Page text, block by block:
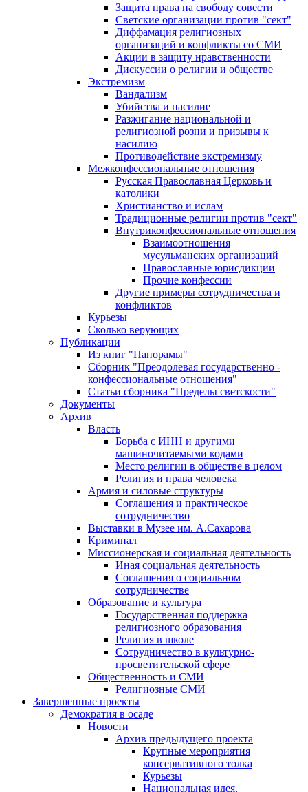
Защита права на свободу совести
Светские организации против "сект"
Диффамация религиозных
организаций и конфликты со СМИ
Акции в защиту нравственности
Дискуссии о религии и обществе
Экстремизм
Вандализм
Убийства и насилие
Разжигание национальной и
религиозной розни и призывы к
насилию
Противодействие экстремизму
Межконфессиональные отношения
Русская Православная Церковь и
католики
Христианство и ислам
Традиционные религии против "сект"
Внутриконфессиональные отношения
Взаимоотношения
мусульманских организаций
Православные юрисдикции
Прочие конфессии
Другие примеры сотрудничества и
конфликтов
Курьезы
Сколько верующих
Публикации
Из книг "Панорамы"
Сборник "Преодолевая государственно -
конфессиональные отношения"
Статьи сборника "Пределы светскости"
Документы
Архив
Власть
Борьба с ИНН и другими
машиночитаемыми кодами
Место религии в обществе в целом
Религия и права человека
Армия и силовые структуры
Соглашения и практическое
сотрудничество
Выставки в Музее им. А.Сахарова
Криминал
Миссионерская и социальная деятельность
Иная социальная деятельность
Соглашения о социальном
сотрудничестве
Образование и культура
Государственная поддержка
религиозного образования
Религия в школе
Сотрудничество в культурно-
просветительской сфере
Общественность и СМИ
Религиозные СМИ
Завершенные проекты
Демократия в осаде
Новости
Архив предыдущего проекта
Крупные мероприятия
консервативного толка
Курьезы
Национальная идея,